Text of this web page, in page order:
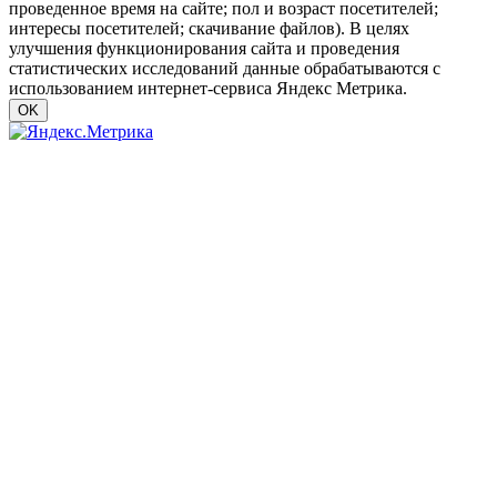
проведенное время на сайте; пол и возраст посетителей;
интересы посетителей; скачивание файлов). В целях
улучшения функционирования сайта и проведения
статистических исследований данные обрабатываются с
использованием интернет-сервиса Яндекс Метрика.
OK